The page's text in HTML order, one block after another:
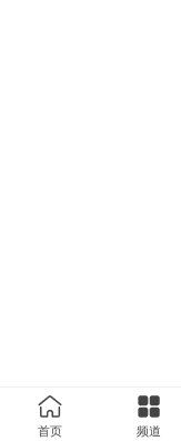
首页 频道